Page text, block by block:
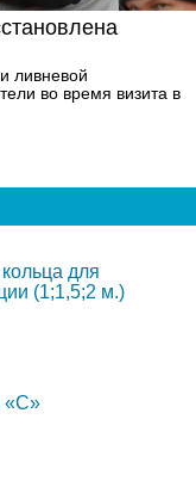
ливневой
во время визита в
для
(1;1,5;2 м.)